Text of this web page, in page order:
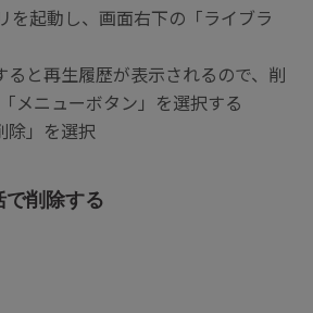
起動し、画面右下の「ライブラ
と再生履歴が表示されるので、削
メニューボタン」を選択する
」を選択
削除する